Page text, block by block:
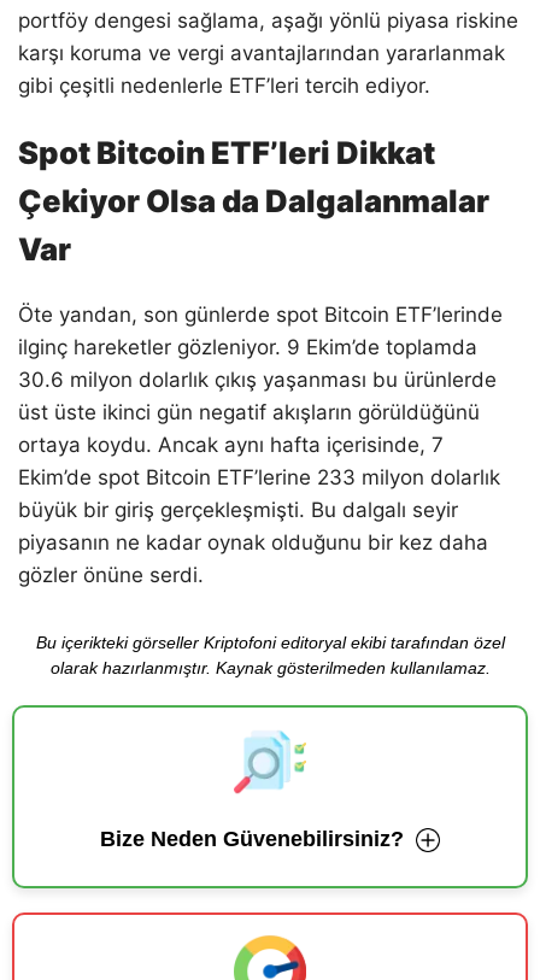
portföy dengesi sağlama, aşağı yönlü piyasa riskine
karşı koruma ve vergi avantajlarından yararlanmak
gibi çeşitli nedenlerle ETF’leri tercih ediyor.
Spot Bitcoin ETF’leri Dikkat
Çekiyor Olsa da Dalgalanmalar
Var
Öte yandan, son günlerde spot Bitcoin ETF’lerinde
ilginç hareketler gözleniyor. 9 Ekim’de toplamda
30.6 milyon dolarlık çıkış yaşanması bu ürünlerde
üst üste ikinci gün negatif akışların görüldüğünü
ortaya koydu. Ancak aynı hafta içerisinde, 7
Ekim’de spot Bitcoin ETF’lerine 233 milyon dolarlık
büyük bir giriş gerçekleşmişti. Bu dalgalı seyir
piyasanın ne kadar oynak olduğunu bir kez daha
gözler önüne serdi.
Bu içerikteki görseller Kriptofoni editoryal ekibi tarafından özel
olarak hazırlanmıştır. Kaynak gösterilmeden kullanılamaz.
Bize Neden Güvenebilirsiniz?